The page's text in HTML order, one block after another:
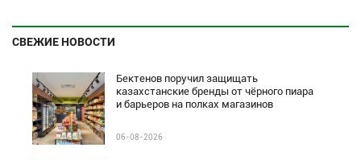
СВЕЖИЕ НОВОСТИ
Бектенов поручил защищать
казахстанские бренды от чёрного пиара
и барьеров на полках магазинов
06-08-2026